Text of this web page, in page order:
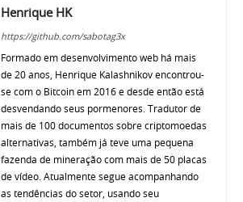
Henrique HK
https://github.com/sabotag3x
Formado em desenvolvimento web há mais
de 20 anos, Henrique Kalashnikov encontrou-
se com o Bitcoin em 2016 e desde então está
desvendando seus pormenores. Tradutor de
mais de 100 documentos sobre criptomoedas
alternativas, também já teve uma pequena
fazenda de mineração com mais de 50 placas
de vídeo. Atualmente segue acompanhando
as tendências do setor, usando seu